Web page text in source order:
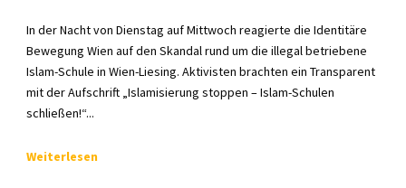
In der Nacht von Dienstag auf Mittwoch reagierte die Identitäre
Bewegung Wien auf den Skandal rund um die illegal betriebene
Islam-Schule in Wien-Liesing. Aktivisten brachten ein Transparent
mit der Aufschrift „Islamisierung stoppen – Islam-Schulen
schließen!“...
Weiterlesen